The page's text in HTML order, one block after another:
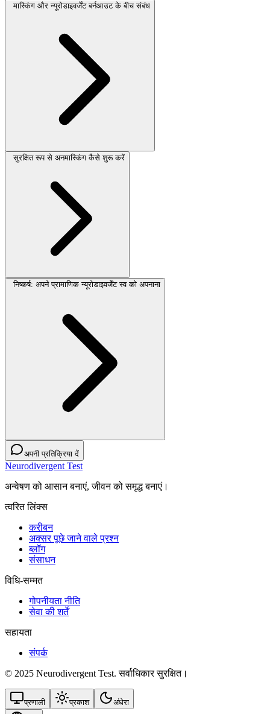
मास्किंग और न्यूरोडाइवर्जेंट बर्नआउट के बीच संबंध
सुरक्षित रूप से अनमास्किंग कैसे शुरू करें
निष्कर्ष: अपने प्रामाणिक न्यूरोडाइवर्जेंट स्व को अपनाना
अपनी प्रतिक्रिया दें
Neurodivergent Test
अन्वेषण को आसान बनाएं, जीवन को समृद्ध बनाएं।
त्वरित लिंक्स
करीबन
अक्सर पूछे जाने वाले प्रश्न
ब्लॉग
संसाधन
विधि-सम्‍मत
गोपनीयता नीति
सेवा की शर्तें
सहायता
संपर्क
© 2025 Neurodivergent Test. सर्वाधिकार सुरक्षित।
प्रणाली प्रकाश अंधेरा